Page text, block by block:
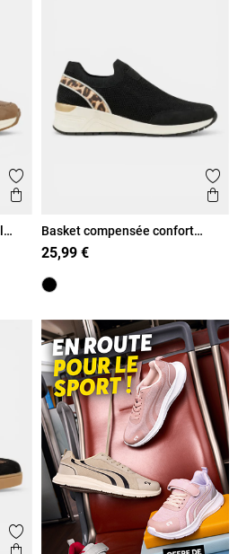
Ajouter aux favoris
Aperçu rapide
Basket compensée confort
femme (36-41)
25,99 €
Ajouter aux favoris